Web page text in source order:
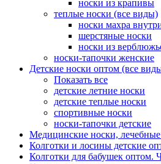
носки из крапивы
теплые носки (все виды)
носки махра
шерстяные носки
носки из
носки-тапочки женские
Детские носки оптом (все
Показать все
детские летние носки
детские теплые носки
спортивные носки
носки-тапочки детские
Медицинские носки, лечебные
Колготки и лосины детские
Колготки для бабушек оптом.